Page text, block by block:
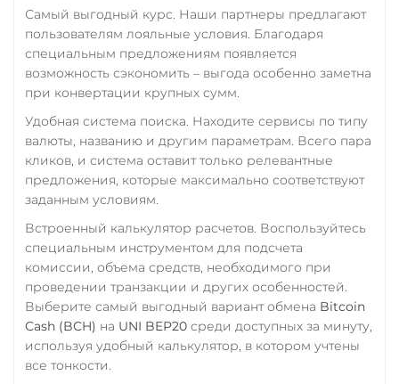
CRONOS
BASE
RONIN
XLM
VeChain (VET)
Verge (XVG)
Wrapped Bitcoin (WBTC)
ERC20 AVAXC
Wrapped Ethereum
ERC20 AVAXC
BASE
CRO
RONIN
UAH RUB USD
CNY
Тинькофф
QR RUB
УкрСиббанк UAH
Центр Кредит KZT
Элкарт KGS
Самый выгодный курс. Наши партнеры предлагают
пользователям лояльные условия. Благодаря
специальным предложениям появляется
возможность сэкономить – выгода особенно заметна
при конвертации крупных сумм.
Удобная система поиска. Находите сервисы по типу
валюты, названию и другим параметрам. Всего пара
кликов, и система оставит только релевантные
предложения, которые максимально соответствуют
заданным условиям.
Встроенный калькулятор расчетов. Воспользуйтесь
специальным инструментом для подсчета
комиссии, объема средств, необходимого при
проведении транзакции и других особенностей.
Выберите самый выгодный вариант обмена Bitcoin
Cash (BCH) на UNI BEP20 среди доступных за минуту,
используя удобный калькулятор, в котором учтены
все тонкости.